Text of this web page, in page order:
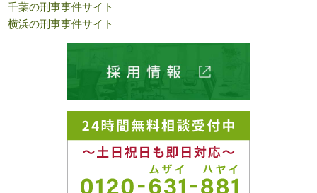
千葉の刑事事件サイト
横浜の刑事事件サイト